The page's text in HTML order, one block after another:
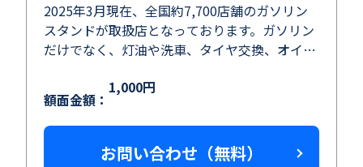
2025年3月現在、全国約7,700店舗のガソリン
スタンドが取扱店となっております。ガソリン
だけでなく、灯油や洗車、タイヤ交換、オイル
額面金額：
1,000円
お問い合わせ（無料）